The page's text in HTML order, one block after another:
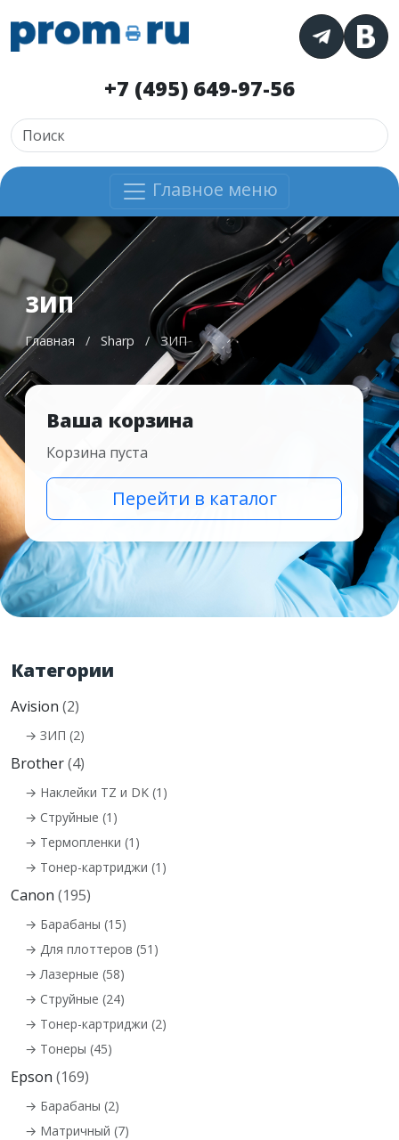
+7 (495) 649-97-56
Главное меню
ЗИП
Главная / Sharp / ЗИП
Ваша корзина
Корзина пуста
Перейти в каталог
Категории
Avision (2)
→ ЗИП (2)
Brother(4)
→ Наклейки TZ и DK (1)
→ Струйные (1)
→ Термопленки (1)
→ Тонер-картриджи (1)
Canon (195)
→ Барабаны (15)
→ Для плоттеров (51)
→ Лазерные (58)
→ Струйные (24)
→ Тонер-картриджи (2)
→ Тонеры (45)
Epson (169)
→ Барабаны (2)
→ Матричный (7)